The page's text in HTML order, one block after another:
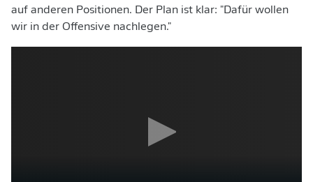
auf anderen Positionen. Der Plan ist klar: "Dafür wollen
wir in der Offensive nachlegen."